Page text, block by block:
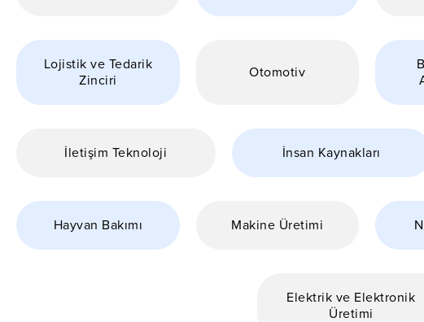
Lojistik ve Tedarik
Zinciri
Otomotiv
İletişim Teknoloji İnsan Kaynakları
Hayvan Bakımı Makine Üretimi
Elektrik ve Elektronik
Üretimi